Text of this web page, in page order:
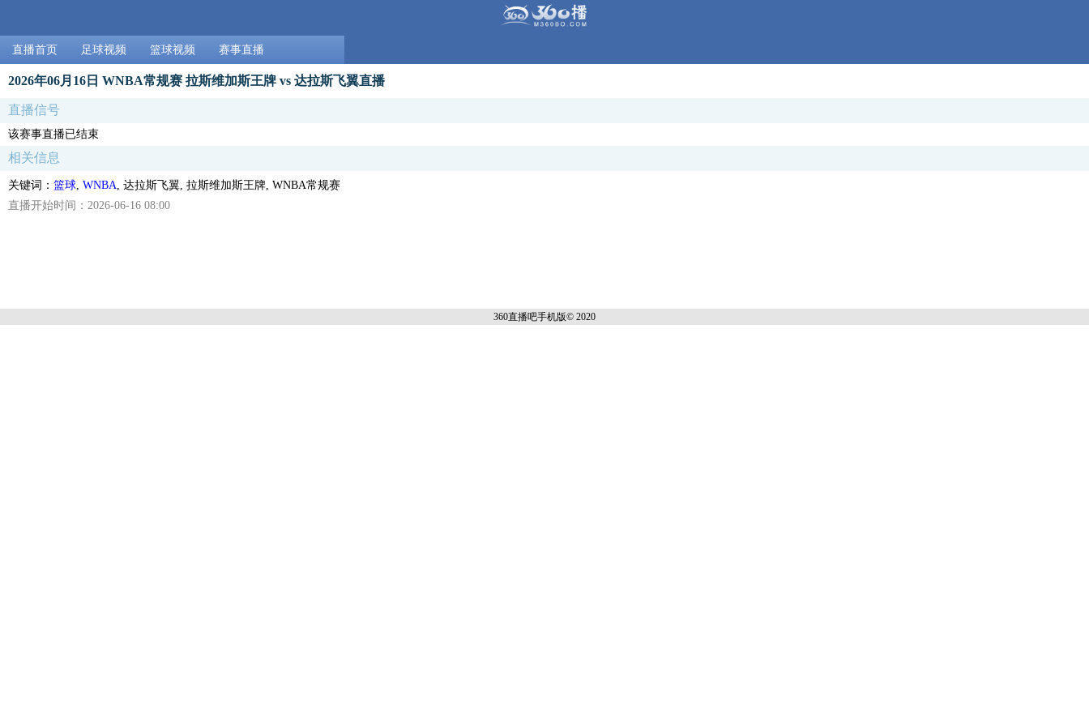
直播首页 足球视频 篮球视频 赛事直播
2026年06月16日 WNBA常规赛 拉斯维加斯王牌 vs 达拉斯飞翼直播
直播信号
该赛事直播已结束
相关信息
关键词： 篮球 WNBA , 达拉斯飞翼, 拉斯维加斯王牌, WNBA常规赛
直播开始时间：2026-06-16 08:00
360直播吧手机版© 2020